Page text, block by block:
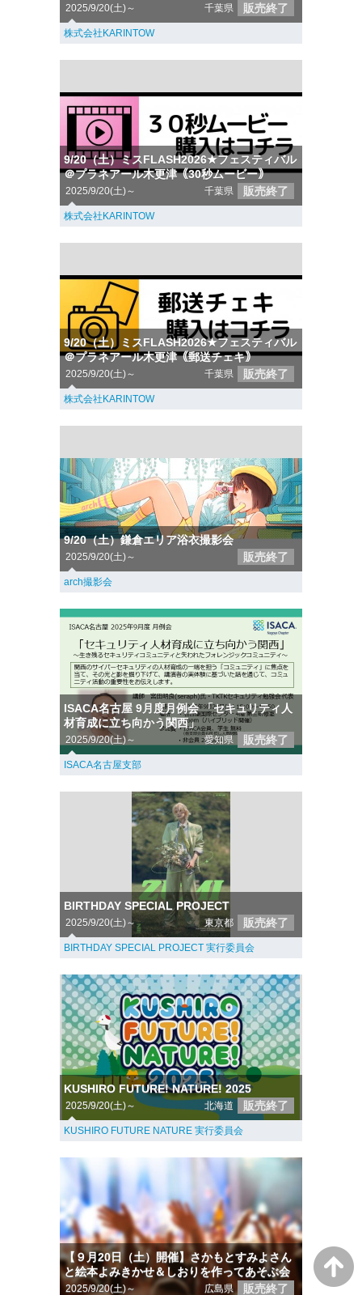
2025/9/20(土)～ 千葉県 販売終了
株式会社KARINTOW
9/20（土）ミスFLASH2026★フェスティバル
＠プラネアール木更津｟30秒ムービー｠
2025/9/20(土)～ 千葉県 販売終了
株式会社KARINTOW
9/20（土）ミスFLASH2026★フェスティバル
＠プラネアール木更津｟郵送チェキ｠
2025/9/20(土)～ 千葉県 販売終了
株式会社KARINTOW
9/20（土）鎌倉エリア浴衣撮影会
2025/9/20(土)～ 販売終了
arch撮影会
ISACA名古屋 9月度月例会 「セキュリティ人
材育成に立ち向かう関西」
2025/9/20(土)～ 愛知県 販売終了
ISACA名古屋支部
BIRTHDAY SPECIAL PROJECT
2025/9/20(土)～ 東京都 販売終了
BIRTHDAY SPECIAL PROJECT 実行委員会
KUSHIRO FUTURE! NATURE! 2025
2025/9/20(土)～ 北海道 販売終了
KUSHIRO FUTURE NATURE 実行委員会
【９月20日（土）開催】さかもとすみよさん
と絵本よみきかせ＆しおりを作ってあそぶ会
2025/9/20(土)～ 広島県 販売終了